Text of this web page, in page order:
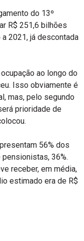
do 13º
R$ 251,6 bilhões
2021, já descontada
ao longo do
Isso obviamente é
mas, pelo segundo
prioridade de
56% dos
36%.
receber, em média,
estimado era de R$